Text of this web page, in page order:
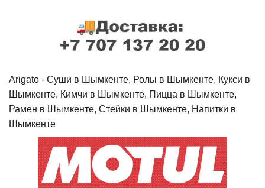
Arigato - Cуши в Шымкенте, Ролы в Шымкенте, Кукси в
Шымкенте, Кимчи в Шымкенте, Пицца в Шымкенте,
Рамен в Шымкенте, Стейки в Шымкенте, Напитки в
Шымкенте